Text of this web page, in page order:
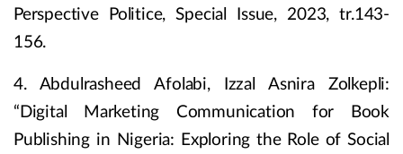
Perspective Politice, Special Issue, 2023, tr.143-
156.
4. Abdulrasheed Afolabi, Izzal Asnira Zolkepli:
“Digital Marketing Communication for Book
Publishing in Nigeria: Exploring the Role of Social